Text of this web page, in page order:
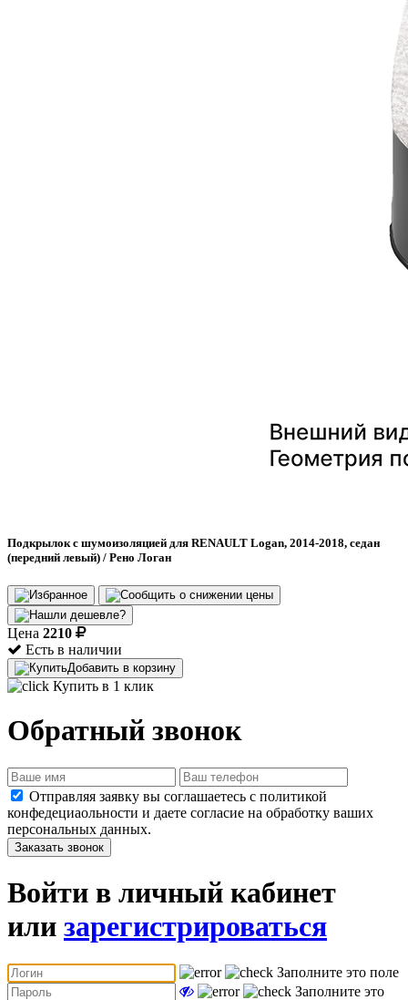
Подкрылок с шумоизоляцией для RENAULT Logan, 2014-2018, седан
(передний левый) / Рено Логан
Цена 2210
Есть в наличии
Добавить в корзину
Купить в 1 клик
Обратный звонок
Отправляя заявку вы соглашаетесь с политикой
конфедециаольности и даете согласие на обработку ваших
персональных данных.
Заказать звонок
Войти в личный кабинет
или зарегистрироваться
Заполните это поле
Заполните это